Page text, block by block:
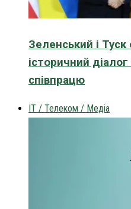
Зеленський і
історичний
співпрацю
IT / Телеком / Медіа